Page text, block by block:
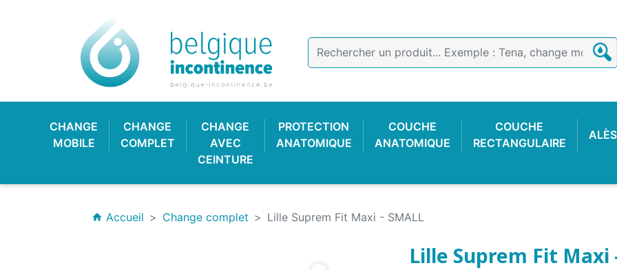
CHANGE
MOBILE
CHANGE
COMPLET
CHANGE
AVEC
CEINTURE
PROTECTION
ANATOMIQUE
COUCHE
ANATOMIQUE
COUCHE
RECTANGULAIRE
home Accueil Change complet Lille Suprem Fit Maxi - SMALL
Lille Suprem Fit Maxi